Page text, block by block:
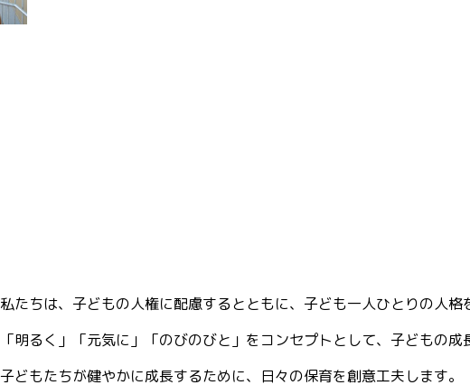
私たちは、子どもの人権に配慮するとともに、子ども一人ひとりの人格
「明るく」「元気に」「のびのびと」をコンセプトとして、子どもの成
子どもたちが健やかに成長するために、日々の保育を創意工夫します。